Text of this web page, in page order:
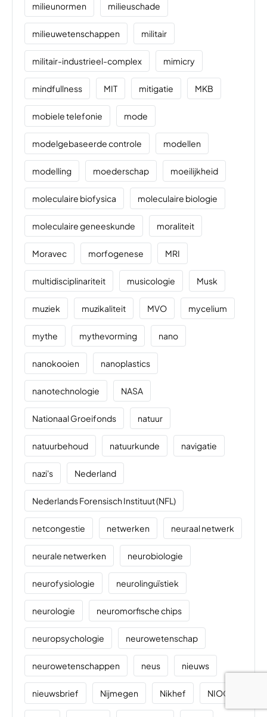
milieunormen milieuschade
milieuwetenschappen militair
militair-industrieel-complex mimicry
mindfullness MIT mitigatie MKB
mobiele telefonie mode
modelgebaseerde controle modellen
modelling moederschap moeilijkheid
moleculaire biofysica moleculaire biologie
moleculaire geneeskunde moraliteit
Moravec morfogenese MRI
multidisciplinariteit musicologie Musk
muziek muzikaliteit MVO mycelium
mythe mythevorming nano
nanokooien nanoplastics
nanotechnologie NASA
Nationaal Groeifonds natuur
natuurbehoud natuurkunde navigatie
nazi's Nederland
Nederlands Forensisch Instituut (NFL)
netcongestie netwerken neuraal netwerk
neurale netwerken neurobiologie
neurofysiologie neurolinguïstiek
neurologie neuromorfische chips
neuropsychologie neurowetenschap
neurowetenschappen neus nieuws
nieuwsbrief Nijmegen Nikhef NIOO